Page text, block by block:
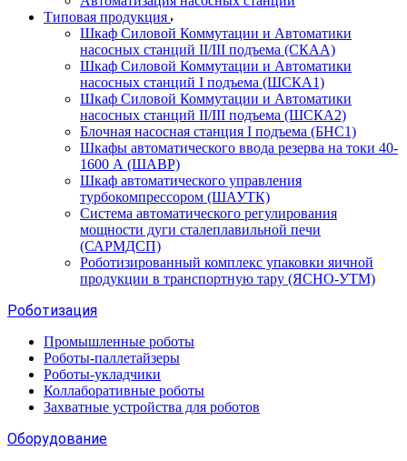
Типовая продукция
Шкаф Силовой Коммутации и Автоматики
насосных станций II/III подъема (СКАА)
Шкаф Силовой Коммутации и Автоматики
насосных станций I подъема (ШСКА1)
Шкаф Силовой Коммутации и Автоматики
насосных станций II/III подъема (ШСКА2)
Блочная насосная станция I подъема (БНС1)
Шкафы автоматического ввода резерва на токи 40-
1600 А (ШАВР)
Шкаф автоматического управления
турбокомпрессором (ШАУТК)
Система автоматического регулирования
мощности дуги сталеплавильной печи
(САРМДСП)
Роботизированный комплекс упаковки яичной
продукции в транспортную тару (ЯСНО-УТМ)
Роботизация
Промышленные роботы
Роботы-паллетайзеры
Роботы-укладчики
Коллаборативные роботы
Захватные устройства для роботов
Оборудование